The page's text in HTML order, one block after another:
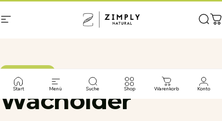
Direkt zum Inhalt
Seitennavigation
Zimply Natural
Start Menü Suche Shop Warenkorb Konto
Wacholder